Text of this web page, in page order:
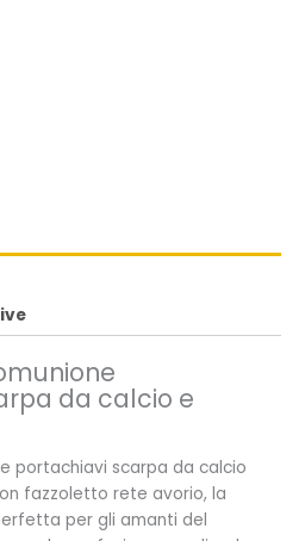
da calcio e
portachiavi scarpa da calcio
fazzoletto rete avorio, la
per gli amanti del